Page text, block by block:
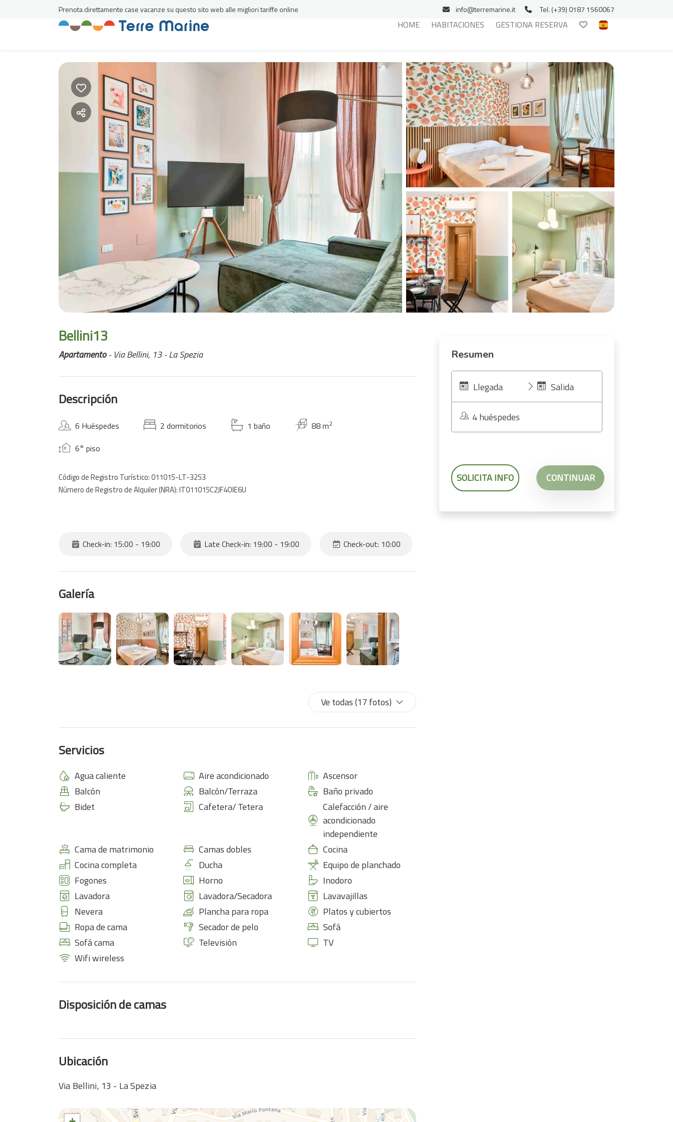
HOME HABITACIONES GESTIONA RESERVA
Bellini13
Apartamento- Via Bellini, 13 - La Spezia
Descripción
6 Huéspedes 2 dormitorios 1 baño 88 m2
6° piso
Código de Registro Turístico: 011015-LT-3253
Número de Registro de Alquiler (NRA): IT011015C2JF4OIE6U
Check-in: 15:00 - 19:00 Late Check-in: 19:00 - 19:00 Check-out: 10:00
Galería
Ve todas (17 fotos)
Servicios
Agua caliente Aire acondicionado
Ascensor
Balcón
Balcón/Terraza
Baño privado
Bidet
Cafetera/ Tetera
Calefacción / aire
acondicionado
independiente
Cama de matrimonio
Camas dobles
Cocina
Cocina completa
Ducha
Equipo de planchado
Fogones
Horno
Inodoro
Lavadora
Lavadora/Secadora
Lavavajillas
Nevera
Plancha para ropa
Platos y cubiertos
Ropa de cama
Secador de pelo
Sofá
Sofá cama
Televisión
TV
Wifi wireless
Disposición de camas
Ubicación
Via Bellini, 13 - La Spezia
Resumen
Llegada Salida
4 huéspedes
SOLICITA INFO CONTINUAR
Prenota direttamente case vacanze su questo sito web alle migliori tariffe online info@terremarine.it Tel. (+39) 0187 1560067